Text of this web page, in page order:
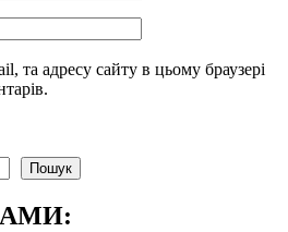
та адресу сайту в цьому браузері
Пошук